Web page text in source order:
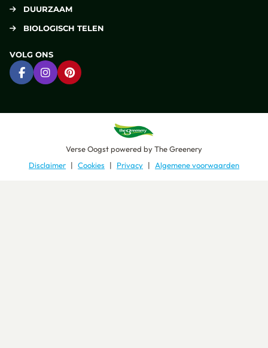
DUURZAAM
BIOLOGISCH TELEN
VOLG ONS
Ga naar Facebook
Ga naar Instagram
Ga naar Pinterest
Verse Oogstpowered byThe Greenery
Disclaimer
Cookies Privacy Algemene voorwaarden